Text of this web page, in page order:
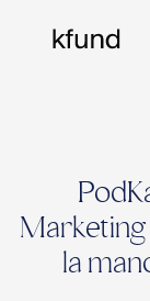
Marketing
la